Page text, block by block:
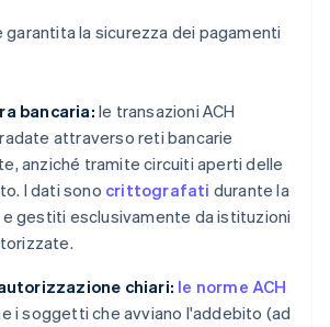
garantita la sicurezza dei pagamenti
bancaria:le transazioni ACH
attraverso reti bancarie
anziché tramite circuiti aperti delle
I dati sono crittografati durante la
gestiti esclusivamente da istituzioni
chiari: le norme ACH
i soggetti che avviano l'addebito (ad